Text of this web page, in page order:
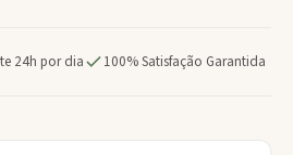
24h por dia 100% Satisfação Garantida